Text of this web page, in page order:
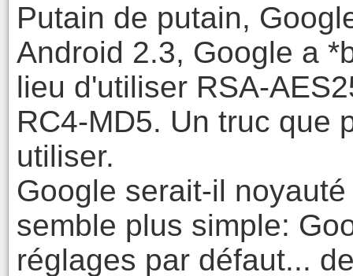
Putain de putain,
Android 2.3, Google a
lieu d'utiliser RSA-
RC4-MD5. Un truc que
utiliser.
Google serait-il
semble plus simple:
réglages par défaut...